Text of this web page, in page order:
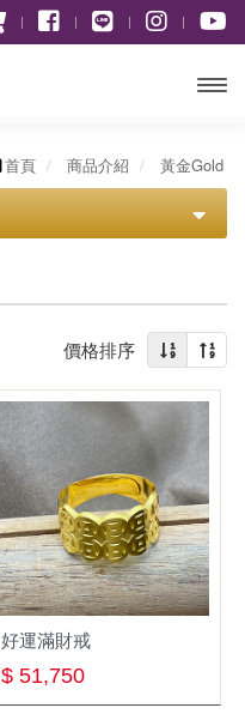
主選
首頁 商品介紹 黃金Gold
價格排序
好運滿財戒
$ 51,750